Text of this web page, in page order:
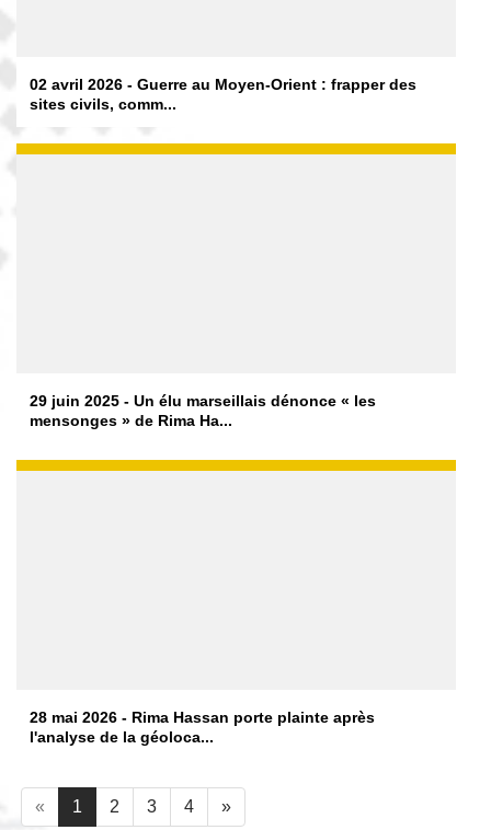
02 avril 2026 - Guerre au Moyen-Orient : frapper des
sites civils, comm...
29 juin 2025 - Un élu marseillais dénonce « les
mensonges » de Rima Ha...
28 mai 2026 - Rima Hassan porte plainte après
l'analyse de la géoloca...
« 1 2 3 4 »